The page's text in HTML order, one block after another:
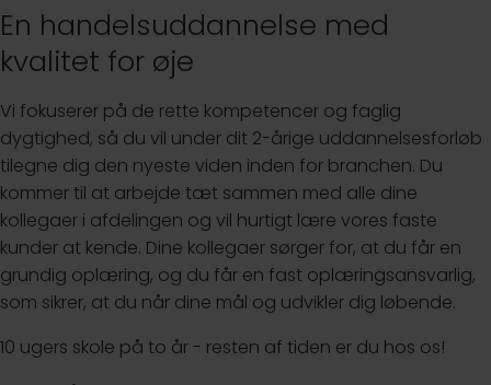
En handelsuddannelse med
kvalitet for øje
Vi fokuserer på de rette kompetencer og faglig
dygtighed, så du vil under dit 2-årige uddannelsesforløb
tilegne dig den nyeste viden inden for branchen. Du
kommer til at arbejde tæt sammen med alle dine
kollegaer i afdelingen og vil hurtigt lære vores faste
kunder at kende. Dine kollegaer sørger for, at du får en
grundig oplæring, og du får en fast oplæringsansvarlig,
som sikrer, at du når dine mål og udvikler dig løbende.
10 ugers skole på to år - resten af tiden er du hos os!